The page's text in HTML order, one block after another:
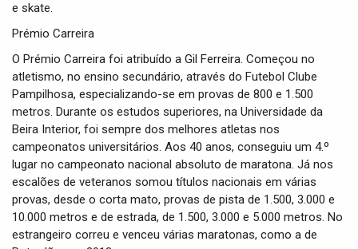
e skate.
Prémio Carreira
O Prémio Carreira foi atribuído a Gil Ferreira. Começou no
atletismo, no ensino secundário, através do Futebol Clube
Pampilhosa, especializando-se em provas de 800 e 1.500
metros. Durante os estudos superiores, na Universidade da
Beira Interior, foi sempre dos melhores atletas nos
campeonatos universitários. Aos 40 anos, conseguiu um 4.º
lugar no campeonato nacional absoluto de maratona. Já nos
escalões de veteranos somou títulos nacionais em várias
provas, desde o corta mato, provas de pista de 1.500, 3.000 e
10.000 metros e de estrada, de 1.500, 3.000 e 5.000 metros. No
estrangeiro correu e venceu várias maratonas, como a de